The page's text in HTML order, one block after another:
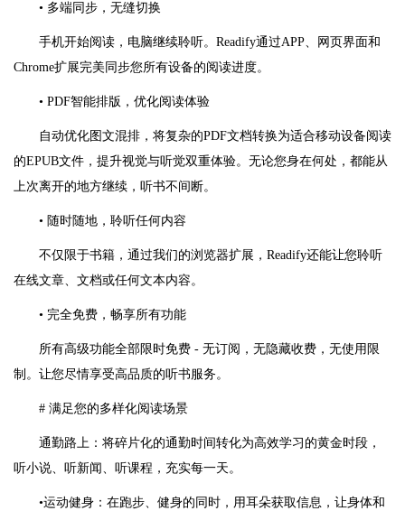
• 多端同步，无缝切换
手机开始阅读，电脑继续聆听。Readify通过APP、网页界面和
Chrome扩展完美同步您所有设备的阅读进度。
• PDF智能排版，优化阅读体验
自动优化图文混排，将复杂的PDF文档转换为适合移动设备阅读
的EPUB文件，提升视觉与听觉双重体验。无论您身在何处，都能从
上次离开的地方继续，听书不间断。
• 随时随地，聆听任何内容
不仅限于书籍，通过我们的浏览器扩展，Readify还能让您聆听
在线文章、文档或任何文本内容。
• 完全免费，畅享所有功能
所有高级功能全部限时免费 - 无订阅，无隐藏收费，无使用限
制。让您尽情享受高品质的听书服务。
# 满足您的多样化阅读场景
通勤路上：将碎片化的通勤时间转化为高效学习的黄金时段，
听小说、听新闻、听课程，充实每一天。
•运动健身：在跑步、健身的同时，用耳朵获取信息，让身体和